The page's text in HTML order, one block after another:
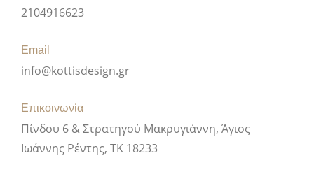
2104916623
Email
info@kottisdesign.gr
Επικοινωνία
Πίνδου 6 & Στρατηγού Μακρυγιάννη, Άγιος
Ιωάννης Ρέντης, ΤΚ 18233